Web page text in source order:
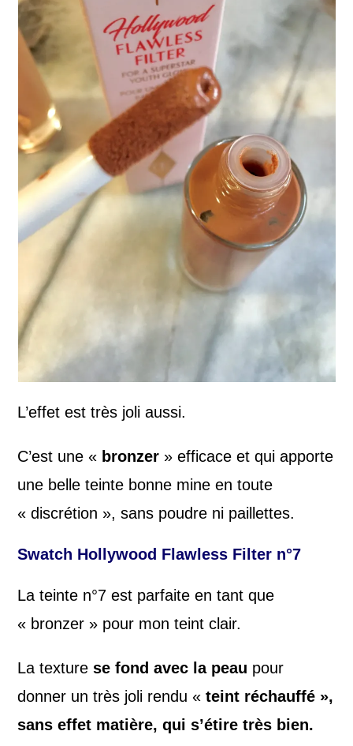
L’effet est très joli aussi.
C’est une « bronzer » efficace et qui apporte
une belle teinte bonne mine en toute
« discrétion », sans poudre ni paillettes.
Swatch Hollywood Flawless Filter n°7
La teinte n°7 est parfaite en tant que
« bronzer » pour mon teint clair.
La texturese fond avec la peau pour
donner un très joli rendu «teint réchauffé »,
sans effet matière, qui s’étire très bien.